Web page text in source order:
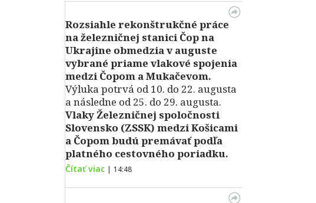
Rozsiahle rekonštrukčné práce
na železničnej stanici Čop na
Ukrajine obmedzia v auguste
vybrané priame vlakové spojenia
medzi Čopom a Mukačevom.
Výluka potrvá od 10. do 22. augusta
a následne od 25. do 29. augusta.
Vlaky Železničnej spoločnosti
Slovensko (ZSSK) medzi Košicami
a Čopom budú premávať podľa
platného cestovného poriadku.
Čítať viac | 14:48